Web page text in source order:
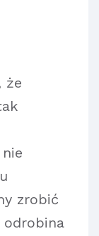
że
zrobić
odrobina